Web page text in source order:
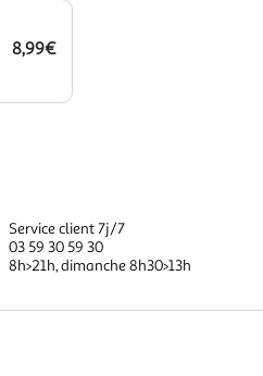
8,99€
Service client 7j/7
03 59 30 59 30
8h>21h, dimanche 8h30>13h